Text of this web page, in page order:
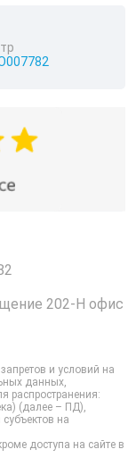
202-Н офис
и условий на
данных,
распространения:
(далее – ПД),
на
доступа на сайте в